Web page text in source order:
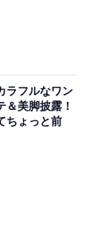
ラフルなワン
＆美脚披露！
ちょっと前